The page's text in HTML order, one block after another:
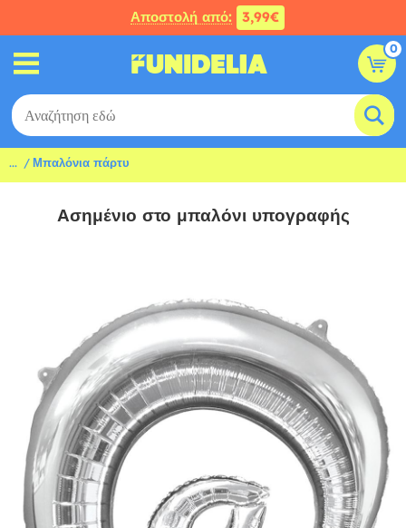
Αποστολή από: 3,99€
0
... Μπαλόνια πάρτυ
Ασημένιο στο μπαλόνι υπογραφής